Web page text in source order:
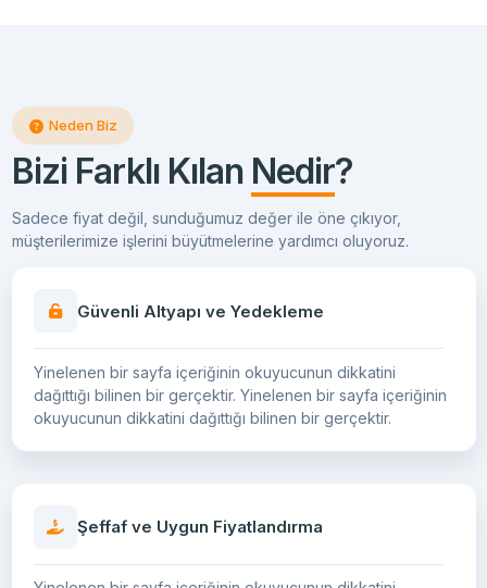
Neden Biz
Bizi Farklı Kılan Nedir?
Sadece fiyat değil, sunduğumuz değer ile öne çıkıyor,
müşterilerimize işlerini büyütmelerine yardımcı oluyoruz.
Güvenli Altyapı ve Yedekleme
Yinelenen bir sayfa içeriğinin okuyucunun dikkatini
dağıttığı bilinen bir gerçektir. Yinelenen bir sayfa içeriğinin
okuyucunun dikkatini dağıttığı bilinen bir gerçektir.
Şeffaf ve Uygun Fiyatlandırma